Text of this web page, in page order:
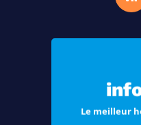
Le meilleur